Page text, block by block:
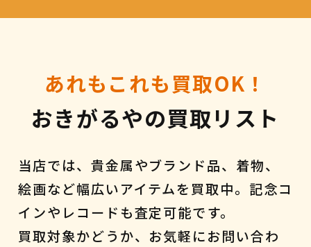
あれもこれも買取OK！
おきがるやの買取リスト
当店では、貴金属やブランド品、着物、
絵画など幅広いアイテムを買取中。記念コ
インやレコードも査定可能です。
買取対象かどうか、お気軽にお問い合わ